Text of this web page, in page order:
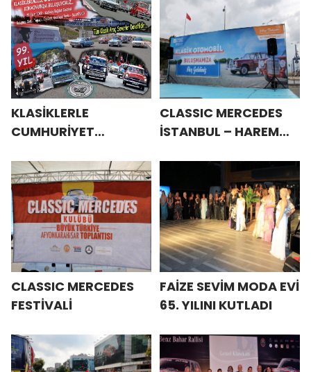
KLASİKLERLE
CUMHURİYET
CLASSIC MERCEDES
İSTANBUL – HAREM
CLASSIC MERCEDES
FESTİVALİ
FAİZE SEVİM MODA EVİ
65. YILINI KUTLADI